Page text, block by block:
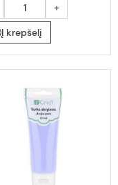
+
Į krepšelį